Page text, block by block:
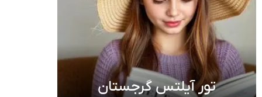
تور آیلتس گرجستان